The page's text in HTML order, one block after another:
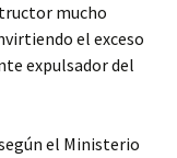
mucho
el exceso
expulsador del
el Ministerio